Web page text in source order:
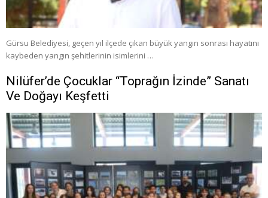
Gürsu Belediyesi, geçen yıl ilçede çıkan büyük yangın sonrası hayatını
kaybeden yangın şehitlerinin isimlerini …
Nilüfer’de Çocuklar “Toprağın İzinde” Sanatı
Ve Doğayı Keşfetti